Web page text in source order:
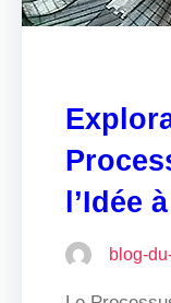
l’Idée
blog-